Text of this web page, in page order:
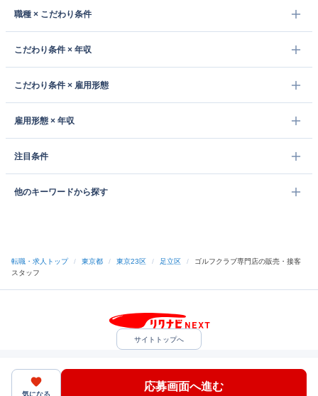
職種 × こだわり条件
こだわり条件 × 年収
こだわり条件 × 雇用形態
雇用形態 × 年収
注目条件
他のキーワードから探す
転職・求人トップ / 東京都 / 東京23区 / 足立区 /
ゴルフクラブ専門店の販売・接客
スタッフ
気になる
応募画面へ進む
サイトトップへ
中途採用をご検討の企業様
ヘルプ・お問い合わせ
（C）Indeed Inc.